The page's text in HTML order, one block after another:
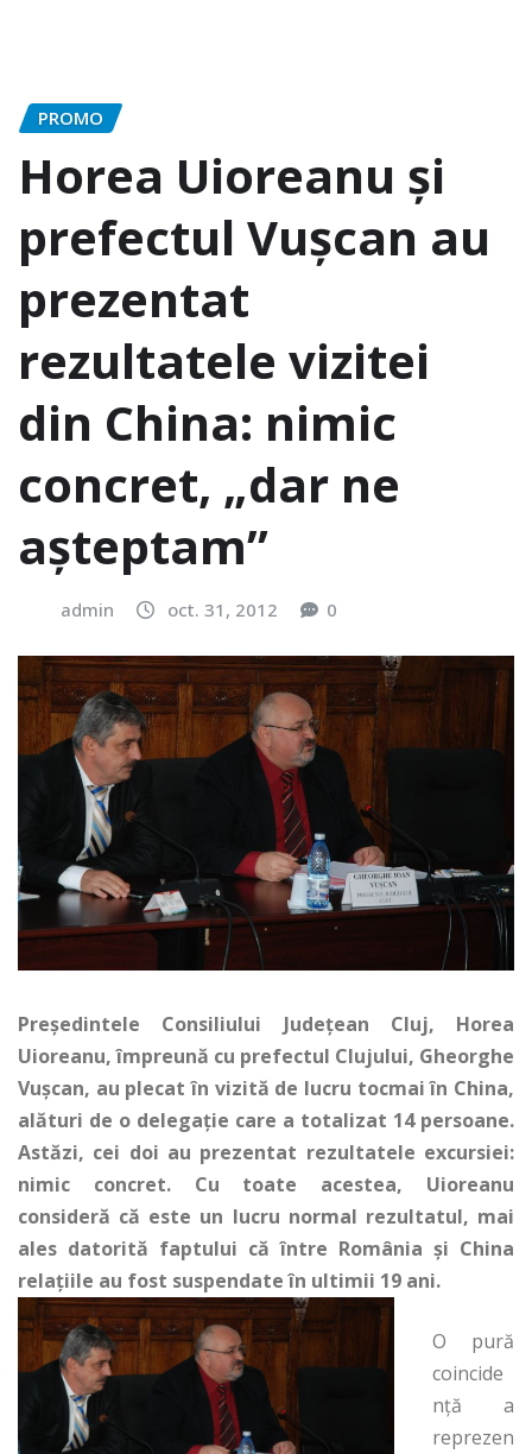
PROMO
Horea Uioreanu și
prefectul Vușcan au
prezentat
rezultatele vizitei
din China: nimic
concret, „dar ne
așteptam”
admin oct. 31, 2012 0
Președintele Consiliului Județean Cluj, Horea
Uioreanu, împreună cu prefectul Clujului, Gheorghe
Vușcan, au plecat în vizită de lucru tocmai în China,
alături de o delegație care a totalizat 14 persoane.
Astăzi, cei doi au prezentat rezultatele excursiei:
nimic concret. Cu toate acestea, Uioreanu
consideră că este un lucru normal rezultatul, mai
ales datorită faptului că între România și China
relațiile au fost suspendate în ultimii 19 ani.
O pură
coincide
nță a
reprezen